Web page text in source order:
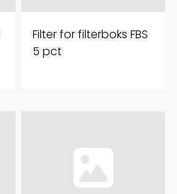
Filter for filterboks FBS
5 pct